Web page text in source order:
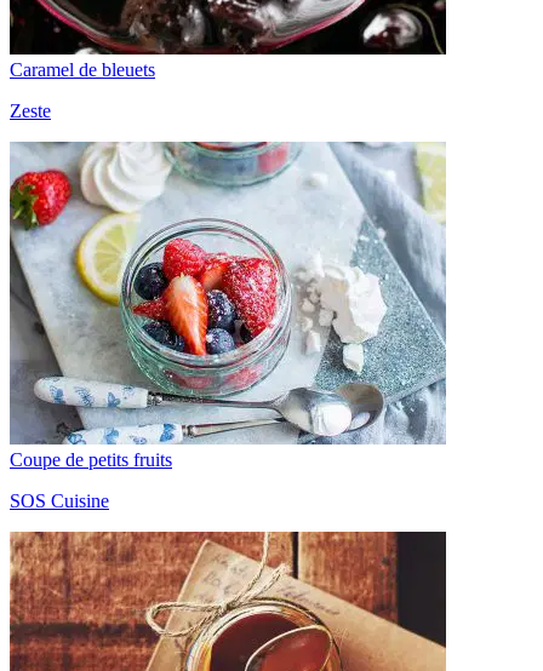
Caramel de bleuets
Zeste
Coupe de petits fruits
SOS Cuisine